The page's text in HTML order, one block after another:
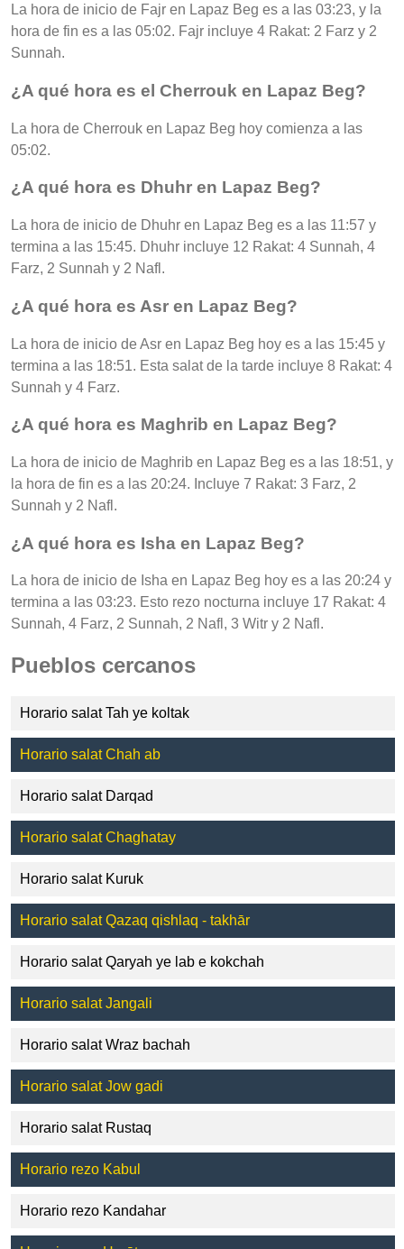
La hora de inicio de Fajr en Lapaz Beg es a las 03:23, y la
hora de fin es a las 05:02. Fajr incluye 4 Rakat: 2 Farz y 2
Sunnah.
¿A qué hora es el Cherrouk en Lapaz Beg?
La hora de Cherrouk en Lapaz Beg hoy comienza a las
05:02.
¿A qué hora es Dhuhr en Lapaz Beg?
La hora de inicio de Dhuhr en Lapaz Beg es a las 11:57 y
termina a las 15:45. Dhuhr incluye 12 Rakat: 4 Sunnah, 4
Farz, 2 Sunnah y 2 Nafl.
¿A qué hora es Asr en Lapaz Beg?
La hora de inicio de Asr en Lapaz Beg hoy es a las 15:45 y
termina a las 18:51. Esta salat de la tarde incluye 8 Rakat: 4
Sunnah y 4 Farz.
¿A qué hora es Maghrib en Lapaz Beg?
La hora de inicio de Maghrib en Lapaz Beg es a las 18:51, y
la hora de fin es a las 20:24. Incluye 7 Rakat: 3 Farz, 2
Sunnah y 2 Nafl.
¿A qué hora es Isha en Lapaz Beg?
La hora de inicio de Isha en Lapaz Beg hoy es a las 20:24 y
termina a las 03:23. Esto rezo nocturna incluye 17 Rakat: 4
Sunnah, 4 Farz, 2 Sunnah, 2 Nafl, 3 Witr y 2 Nafl.
Pueblos cercanos
Horario salat Tah ye koltak
Horario salat Chah ab
Horario salat Darqad
Horario salat Chaghatay
Horario salat Kuruk
Horario salat Qazaq qishlaq - takhār
Horario salat Qaryah ye lab e kokchah
Horario salat Jangali
Horario salat Wraz bachah
Horario salat Jow gadi
Horario salat Rustaq
Horario rezo Kabul
Horario rezo Kandahar